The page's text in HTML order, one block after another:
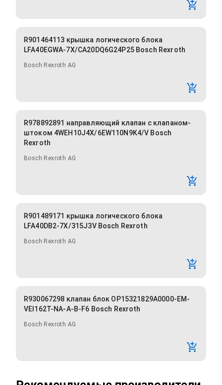
R901464113 крышка логического блока
LFA40EGWA-7X/CA20DQ6G24P25 Bosch Rexroth
Bosch Rexroth AG
R978892891 направляющий клапан с клапаном-
штоком 4WEH10J4X/6EW110N9K4/V Bosch
Rexroth
Bosch Rexroth AG
R901489171 крышка логического блока
LFA40DB2-7X/315J3V Bosch Rexroth
Bosch Rexroth AG
R930067298 клапан блок OP15321829A0000-EM-
VEI162T-NA-A-B-F6 Bosch Rexroth
Bosch Rexroth AG